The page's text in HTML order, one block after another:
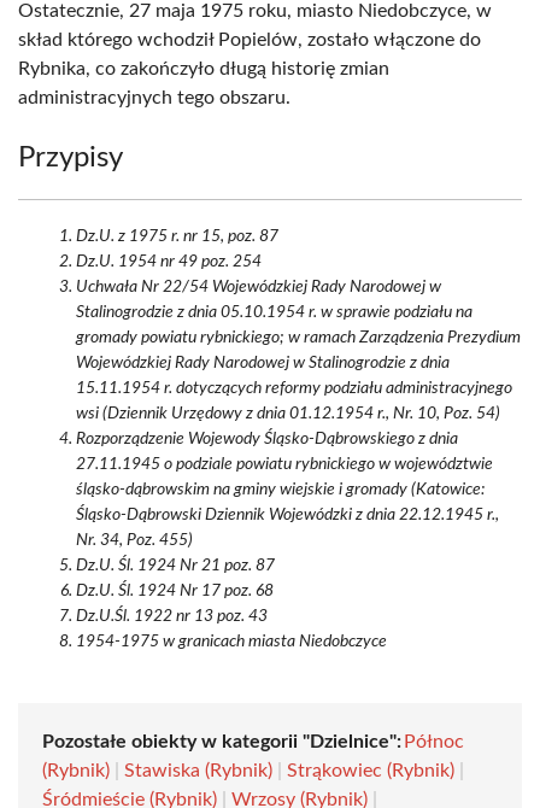
Ostatecznie, 27 maja 1975 roku, miasto Niedobczyce, w
skład którego wchodził Popielów, zostało włączone do
Rybnika, co zakończyło długą historię zmian
administracyjnych tego obszaru.
Przypisy
Dz.U. z 1975 r. nr 15, poz. 87
Dz.U. 1954 nr 49 poz. 254
Uchwała Nr 22/54 Wojewódzkiej Rady Narodowej w
Stalinogrodzie z dnia 05.10.1954 r. w sprawie podziału na
gromady powiatu rybnickiego; w ramach Zarządzenia Prezydium
Wojewódzkiej Rady Narodowej w Stalinogrodzie z dnia
15.11.1954 r. dotyczących reformy podziału administracyjnego
wsi (Dziennik Urzędowy z dnia 01.12.1954 r., Nr. 10, Poz. 54)
Rozporządzenie Wojewody Śląsko-Dąbrowskiego z dnia
27.11.1945 o podziale powiatu rybnickiego w województwie
śląsko-dąbrowskim na gminy wiejskie i gromady (Katowice:
Śląsko-Dąbrowski Dziennik Wojewódzki z dnia 22.12.1945 r.,
Nr. 34, Poz. 455)
Dz.U. Śl. 1924 Nr 21 poz. 87
Dz.U. Śl. 1924 Nr 17 poz. 68
Dz.U.Śl. 1922 nr 13 poz. 43
1954-1975 w granicach miasta Niedobczyce
Pozostałe obiekty w kategorii "Dzielnice": Północ
(Rybnik)
Stawiska (Rybnik) Strąkowiec (Rybnik)
Śródmieście (Rybnik)
Wrzosy (Rybnik)